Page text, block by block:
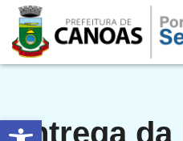
Abrir a barra
Entrega da